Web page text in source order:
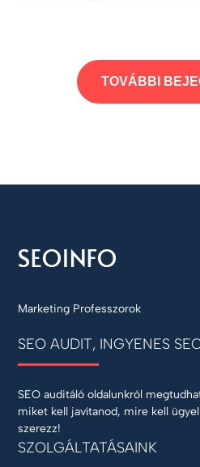
TOVÁBBI
Marketing Professzorok
SEO AUDIT, INGYENES
SEO auditáló oldalunkról
miket kell javítanod, mire kell
szerezz!
SZOLGÁLTATÁSAINK